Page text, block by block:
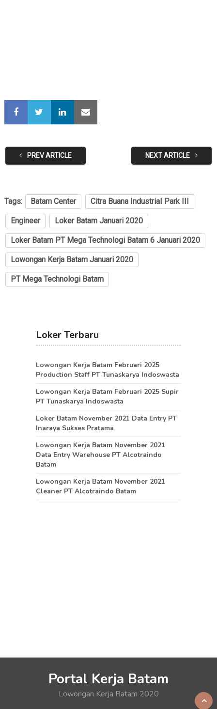
PREV ARTICLE NEXT ARTICLE
Tags: Batam Center Citra Buana IndustriaI Park III
Engineer Loker Batam Januari 2020
Loker Batam PT Mega Technologi Batam 6 Januari 2020
Lowongan Kerja Batam Januari 2020
PT Mega Technologi Batam
Loker Terbaru
Lowongan Kerja Batam Februari 2025
Production Staff PT Tunaskarya Indoswasta
Lowongan Kerja Batam Februari 2025 Supir
PT Tunaskarya Indoswasta
Loker Batam November 2021 Data Entry PT
Inaraya Sukses Pratama
Lowongan Kerja Batam November 2021
Data Entry Warehouse PT Alcotraindo
Batam
Lowongan Kerja Batam November 2021
Cleaner PT Alcotraindo Batam
Portal Kerja Batam
Lowongan Kerja Batam 2020